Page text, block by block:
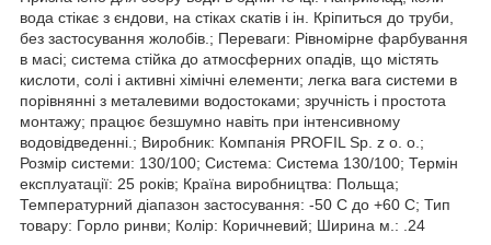
вода стікає з єндови, на стіках скатів і ін. Кріпиться до труби,
без застосування жолобів.; Переваги: Рівномірне фарбування
в масі; система стійка до атмосферних опадів, що містять
кислоти, солі і активні хімічні елементи; легка вага системи в
порівнянні з металевими водостоками; зручність і простота
монтажу; працює безшумно навіть при інтенсивному
водовідведенні.; Виробник: Компанія PROFIL Sp. z o. o.;
Розмір системи: 130/100; Система: Система 130/100; Термін
експлуатації: 25 років; Країна виробництва: Польща;
Температурний діапазон застосування: -50 С до +60 С; Тип
товару: Горло ринви; Колір: Коричневий; Ширина м.: .24